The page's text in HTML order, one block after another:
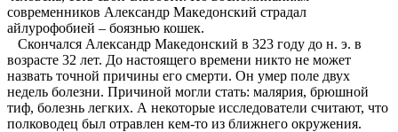
современников Александр Македонский страдал
айлурофобией – боязнью кошек.
Скончался Александр Македонский в 323 году до н. э. в
возрасте 32 лет. До настоящего времени никто не может
назвать точной причины его смерти. Он умер поле двух
недель болезни. Причиной могли стать: малярия, брюшной
тиф, болезнь легких. А некоторые исследователи считают, что
полководец был отравлен кем-то из ближнего окружения.